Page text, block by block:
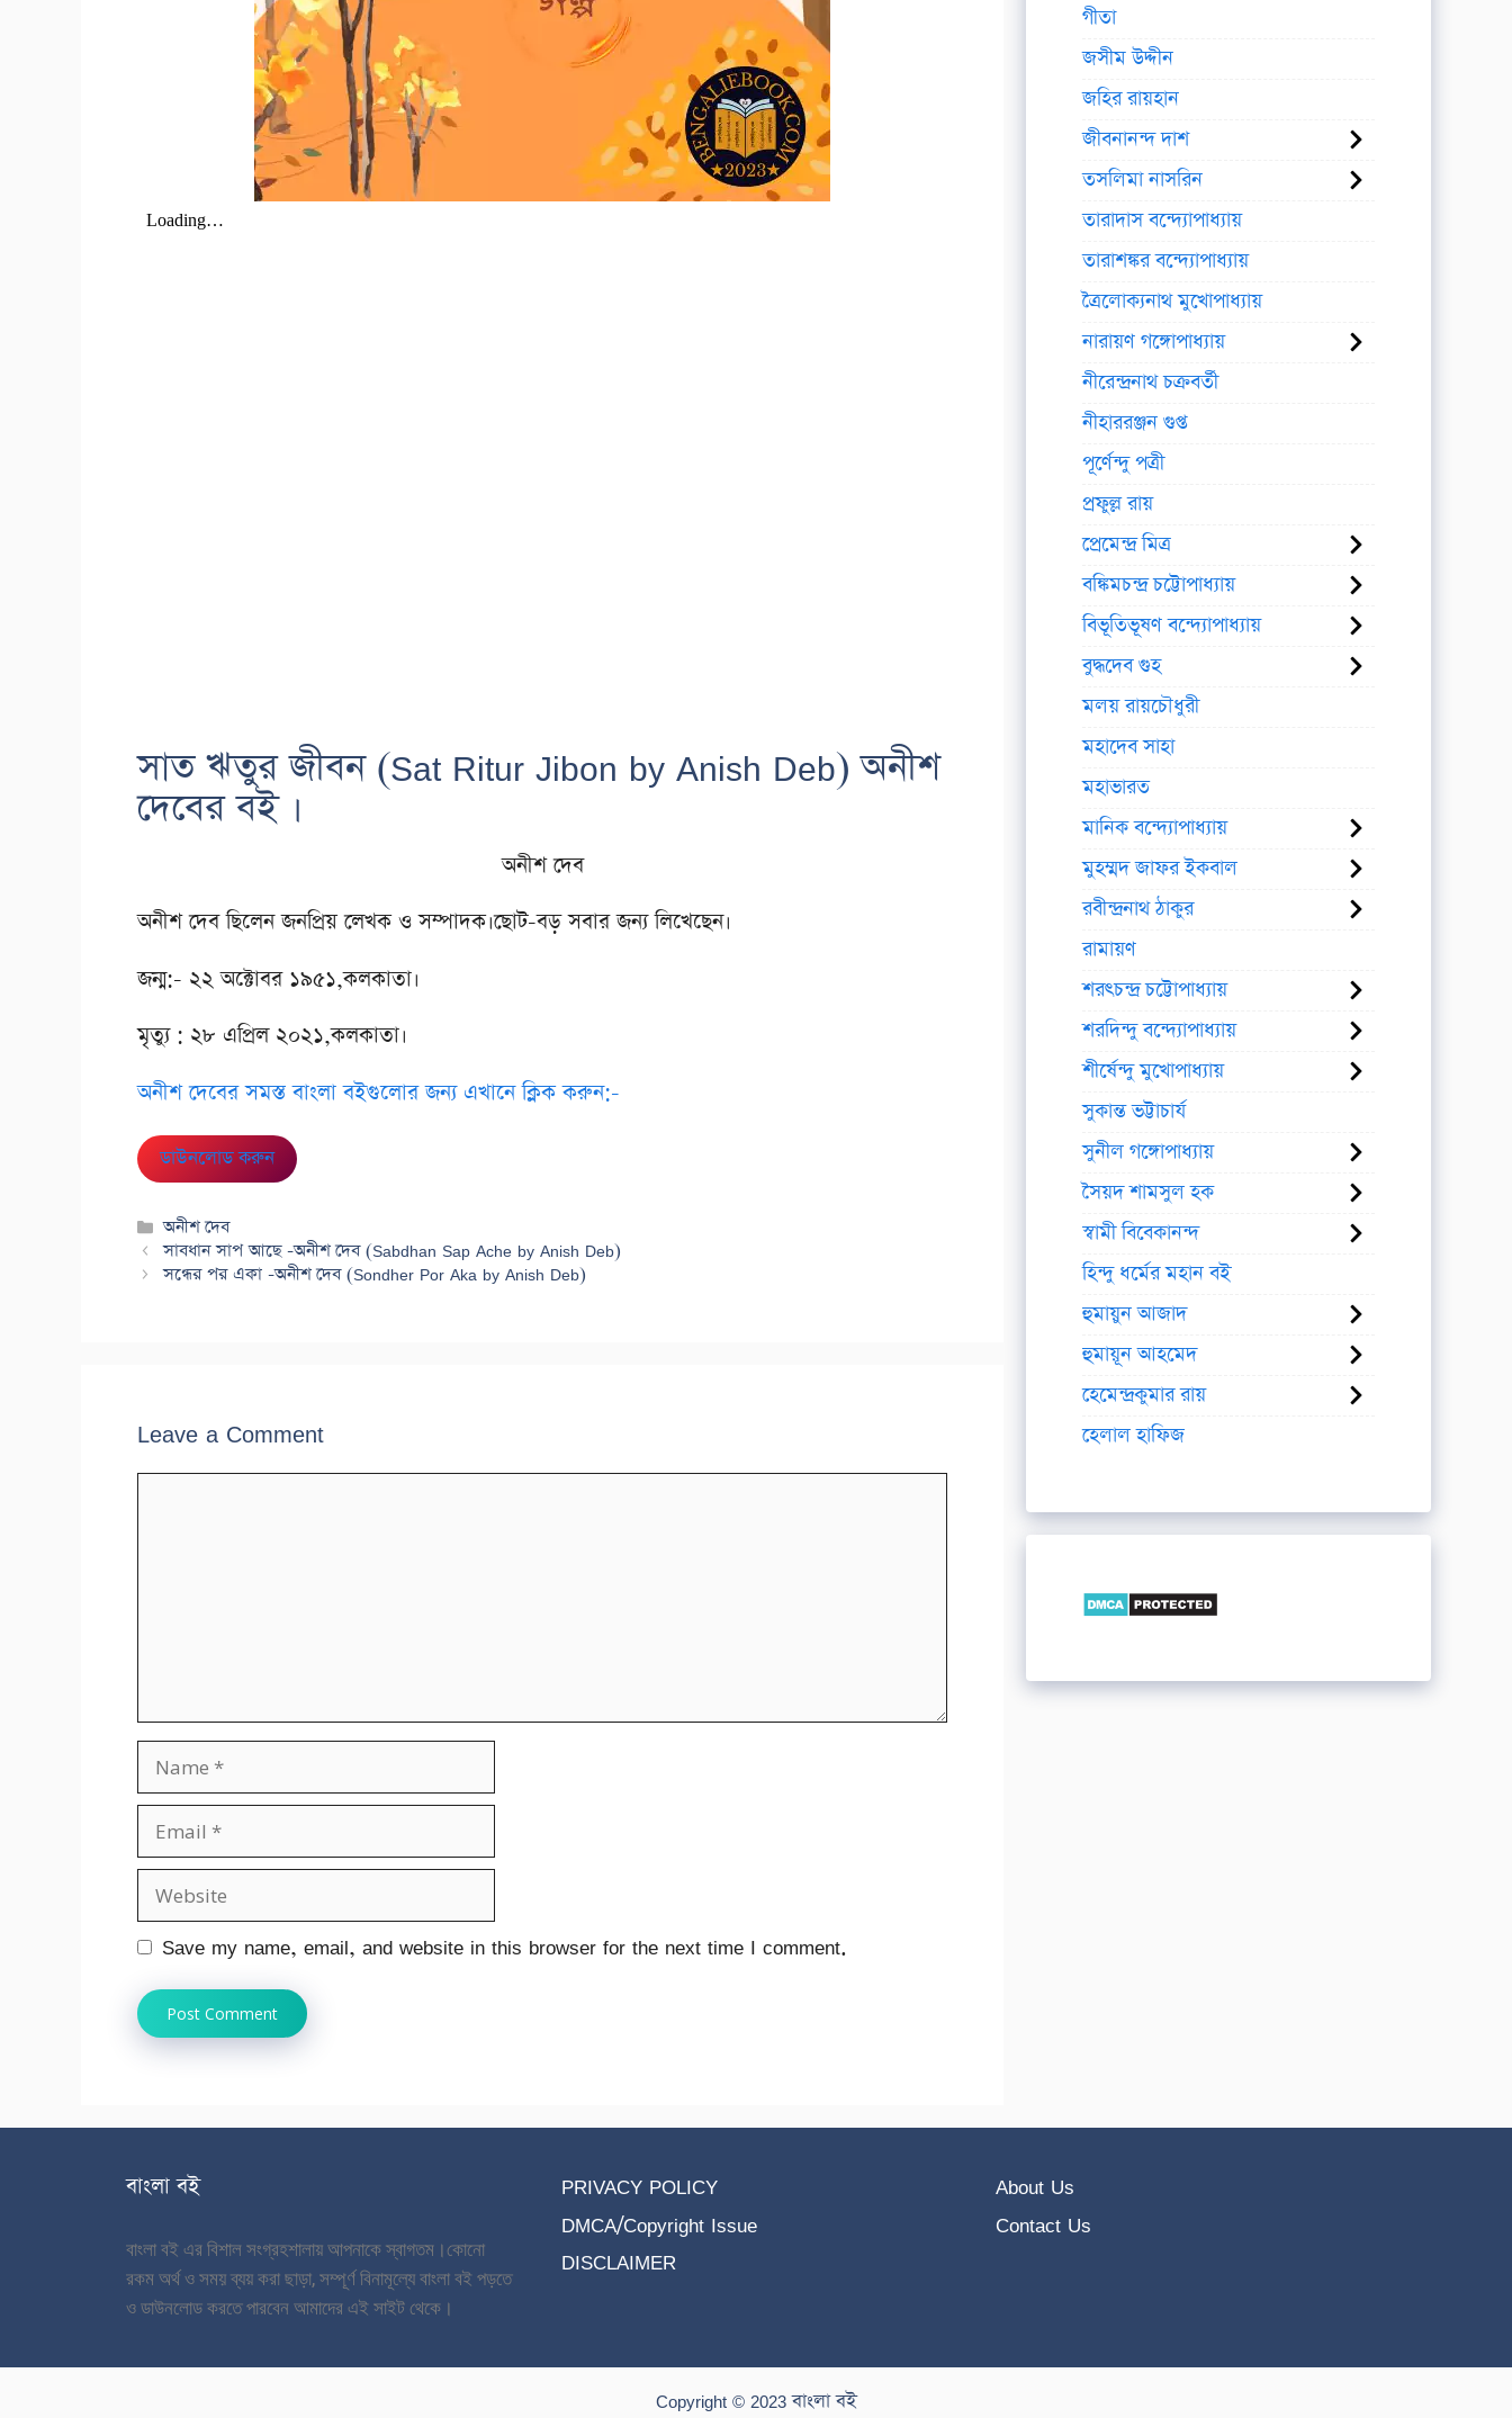
সাত ঋতুর জীবন (Sat Ritur Jibon by Anish Deb) অনীশ
দেবের বই ।
অনীশ দেব
অনীশ দেব ছিলেন জনপ্রিয় লেখক ও সম্পাদক।ছোট-বড় সবার জন্য লিখেছেন।
জন্ম:- ২২ অক্টোবর ১৯৫১,কলকাতা।
মৃত্যু : ২৮ এপ্রিল ২০২১,কলকাতা।
অনীশ দেবের সমস্ত বাংলা বইগুলোর জন্য এখানে ক্লিক করুন:-
ডাউনলোড করুন
Categories
অনীশ দেব
সাবধান সাপ আছে -অনীশ দেব (Sabdhan Sap Ache by Anish Deb)
সন্ধের পর একা -অনীশ দেব (Sondher Por Aka by Anish Deb)
Leave a Comment
Name
Email
Website
Save my name, email, and website in this browser for the next time I comment.
গীতা
জসীম উদ্দীন
জহির রায়হান
জীবনানন্দ দাশ
তসলিমা নাসরিন
তারাদাস বন্দ্যোপাধ্যায়
তারাশঙ্কর বন্দ্যোপাধ্যায়
ত্রৈলোক্যনাথ মুখোপাধ্যায়
নারায়ণ গঙ্গোপাধ্যায়
নীরেন্দ্রনাথ চক্রবর্তী
নীহাররঞ্জন গুপ্ত
পূর্ণেন্দু পত্রী
প্রফুল্ল রায়
প্রেমেন্দ্র মিত্র
বঙ্কিমচন্দ্র চট্টোপাধ্যায়
বিভূতিভূষণ বন্দ্যোপাধ্যায়
বুদ্ধদেব গুহ
মলয় রায়চৌধুরী
মহাদেব সাহা
মহাভারত
মানিক বন্দ্যোপাধ্যায়
মুহম্মদ জাফর ইকবাল
রবীন্দ্রনাথ ঠাকুর
রামায়ণ
শরৎচন্দ্র চট্টোপাধ্যায়
শরদিন্দু বন্দ্যোপাধ্যায়
শীর্ষেন্দু মুখোপাধ্যায়
সুকান্ত ভট্টাচার্য
সুনীল গঙ্গোপাধ্যায়
সৈয়দ শামসুল হক
স্বামী বিবেকানন্দ
হিন্দু ধর্মের মহান বই
হুমায়ুন আজাদ
হুমায়ূন আহমেদ
হেমেন্দ্রকুমার রায়
হেলাল হাফিজ
বাংলা বই
বাংলা বই এর বিশাল সংগ্রহশালায় আপনাকে স্বাগতম।কোনো
রকম অর্থ ও সময় ব্যয় করা ছাড়া, সম্পূর্ণ বিনামূল্যে বাংলা বই পড়তে
ও ডাউনলোড করতে পারবেন আমাদের এই সাইট থেকে।
PRIVACY POLICY
DMCA/Copyright Issue
DISCLAIMER
About Us
Contact Us
Copyright © 2023 বাংলা বই